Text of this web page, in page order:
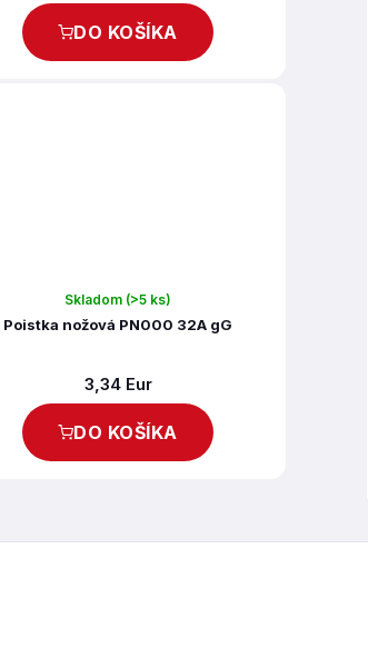
DO KOŠÍKA
Skladom (>5 ks)
Poistka nožová PN000 32A gG
3,34 Eur
DO KOŠÍKA